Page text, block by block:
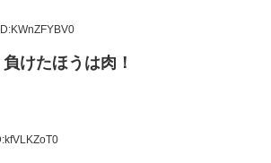
けたほうは肉！